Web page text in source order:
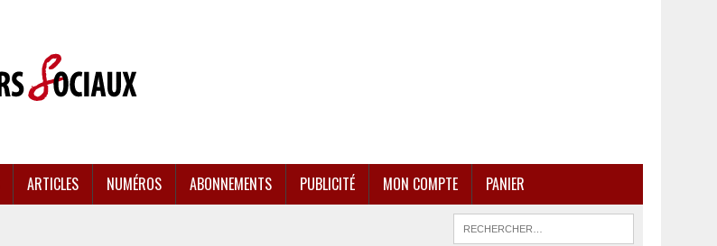
ARTICLES NUMÉROS ABONNEMENTS PUBLICITÉ MON COMPTE PANIER